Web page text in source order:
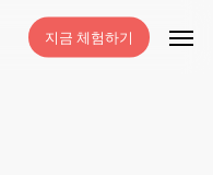
지금 체험하기 메뉴